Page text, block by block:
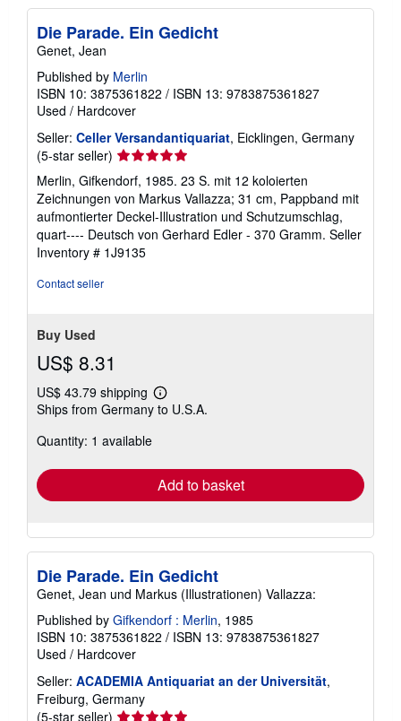
p
a
t
Die Parade. Ein Gedicht
Genet, Jean
Published by Merlin
ISBN 10: 3875361822 / ISBN 13: 9783875361827
Used / Hardcover
Seller: Celler Versandantiquariat, Eicklingen, Germany
(5-star seller) Seller
rating
5
out
of
5
stars
Merlin, Gifkendorf, 1985. 23 S. mit 12 koloierten
Zeichnungen von Markus Vallazza; 31 cm, Pappband mit
aufmontierter Deckel-Illustration und Schutzumschlag,
quart---- Deutsch von Gerhard Edler - 370 Gramm. Seller
Inventory # 1J9135
Contact seller
Buy Used
US$ 8.31
US$ 43.79 shipping
Learn
more
Ships from Germany to U.S.A.
Quantity: 1 available
Add to basket
Die Parade. Ein Gedicht
Genet, Jean und Markus (Illustrationen) Vallazza:
Published by Gifkendorf : Merlin, 1985
ISBN 10: 3875361822 / ISBN 13: 9783875361827
Used / Hardcover
Seller: ACADEMIA Antiquariat an der Universität,
Freiburg, Germany
(5-star seller) Seller